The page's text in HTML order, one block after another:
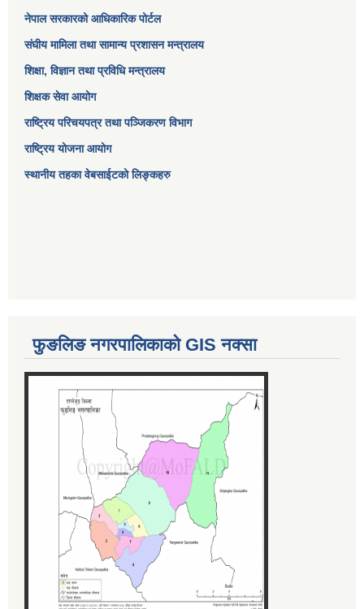
नेपाल सरकारको आधिकारिक पोर्टल
संघीय मामिला तथा सामान्य प्रशासन मन्त्रालय
शिक्षा, विज्ञान तथा प्रविधि मन्त्रालय
शिक्षक सेवा आयोग
राष्ट्रिय परिचयपत्र तथा पञ्जिकरण विभाग
राष्ट्रिय योजना आयोग
स्थानीय तहका वेबसाईटको लिङ्कहरु
फुङलिङ नगरपालिकाको GIS नक्सा